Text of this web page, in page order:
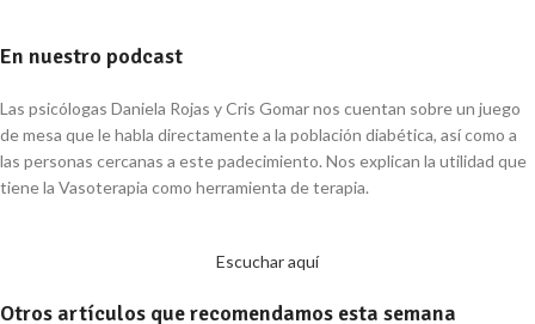
En nuestro podcast
Las psicólogas Daniela Rojas y Cris Gomar nos cuentan sobre un juego
de mesa que le habla directamente a la población diabética, así como a
las personas cercanas a este padecimiento. Nos explican la utilidad que
tiene la Vasoterapia como herramienta de terapia.
Escuchar aquí
Otros artículos que recomendamos esta semana